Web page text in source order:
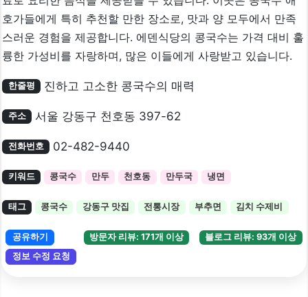
호가들에게 특히 추천할 만한 장소로, 맛과 양 모두에서 만족
스러운 경험을 제공합니다. 에덴식당의 콩국수는 가격 대비 훌
륭한 가성비를 자랑하며, 많은 이들에게 사랑받고 있습니다.
한줄평 진하고 고소한 콩국수의 매력
주소 서울 강동구 천호동 397-62
전화번호 02-482-9440
키워드 콩국수 만두 천호동 만두국 냉면
태그 콩국수 강동구 맛집 전통시장 부추면 김치 수제비
블로그 리뷰: 93개 이상
방문자 리뷰: 171개 이상
공유하기
정보 수정 요청